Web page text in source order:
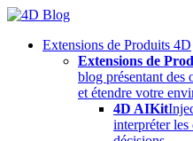
Skip
contentExtensions de Produits 4D
Extensions de
blog présentant des
et étendre votre
4D AIKit
interpréter les